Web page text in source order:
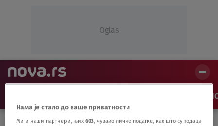
Oglas
Нама је стало до ваше приватности
Ми и наши партнери, њих603 , чувамо личне податке, као што су подаци